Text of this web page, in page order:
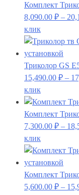
Комплект
8,090.00 ₽ –
клик
Триколор GS
15,490.00 ₽ –
клик
Комплект
7,300.00 ₽ –
клик
Комплект
5,600.00 ₽ –